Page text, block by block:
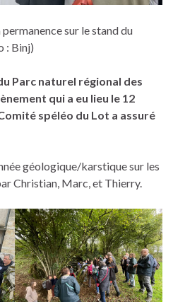
sur le stand du
: Binj)
Parc naturel régional des
qui a eu lieu le 12
spéléo du Lot a assuré
géologique/karstique sur les
Christian, Marc, et Thierry.